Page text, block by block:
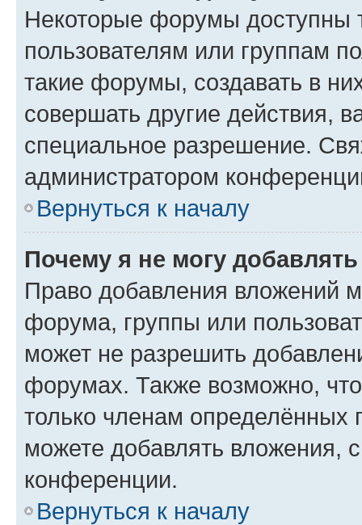
Некоторые форумы доступны
пользователям или группам
такие форумы, создавать в
совершать другие действия,
специальное разрешение.
администратором
Вернуться к началу
Почему я не могу
Право добавления вложений
форума, группы или
может не разрешить
форумах. Также возможно,
только членам определённых
можете добавлять вложения,
конференции.
Вернуться к началу